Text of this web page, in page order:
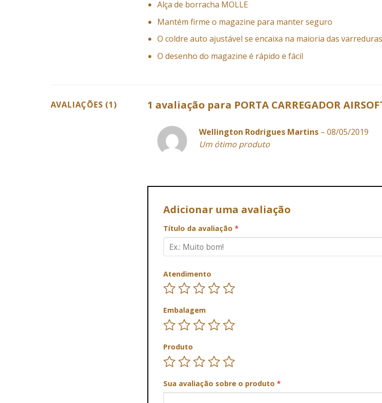
Alça de borracha MOLLE
Mantém firme o magazine para manter seguro
O coldre auto ajustável se encaixa na maioria das
O desenho do magazine é rápido e fácil
AVALIAÇÕES (1) 1 avaliação para PORTA CARREGADOR
Wellington Rodrigues Martins – 08/05/2019
Um ótimo produto
Adicionar uma avaliação
Título da avaliação *
Atendimento
Embalagem
Produto
Sua avaliação sobre o produto *